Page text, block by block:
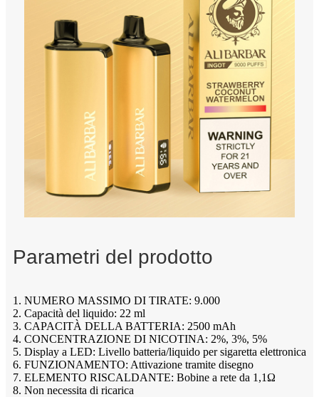
Parametri del prodotto
1. NUMERO MASSIMO DI TIRATE: 9.000
2. Capacità del liquido: 22 ml
3. CAPACITÀ DELLA BATTERIA: 2500 mAh
4. CONCENTRAZIONE DI NICOTINA: 2%, 3%, 5%
5. Display a LED: Livello batteria/liquido per sigaretta elettronica
6. FUNZIONAMENTO: Attivazione tramite disegno
7. ELEMENTO RISCALDANTE: Bobine a rete da 1,1Ω
8. Non necessita di ricarica